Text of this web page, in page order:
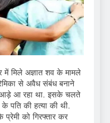
में मिले अज्ञात शव के मामले
से अवैध संबंध बनाने
आ रहा था. इसके चलते
पति की हत्या की थी.
को गिरफ्तार कर